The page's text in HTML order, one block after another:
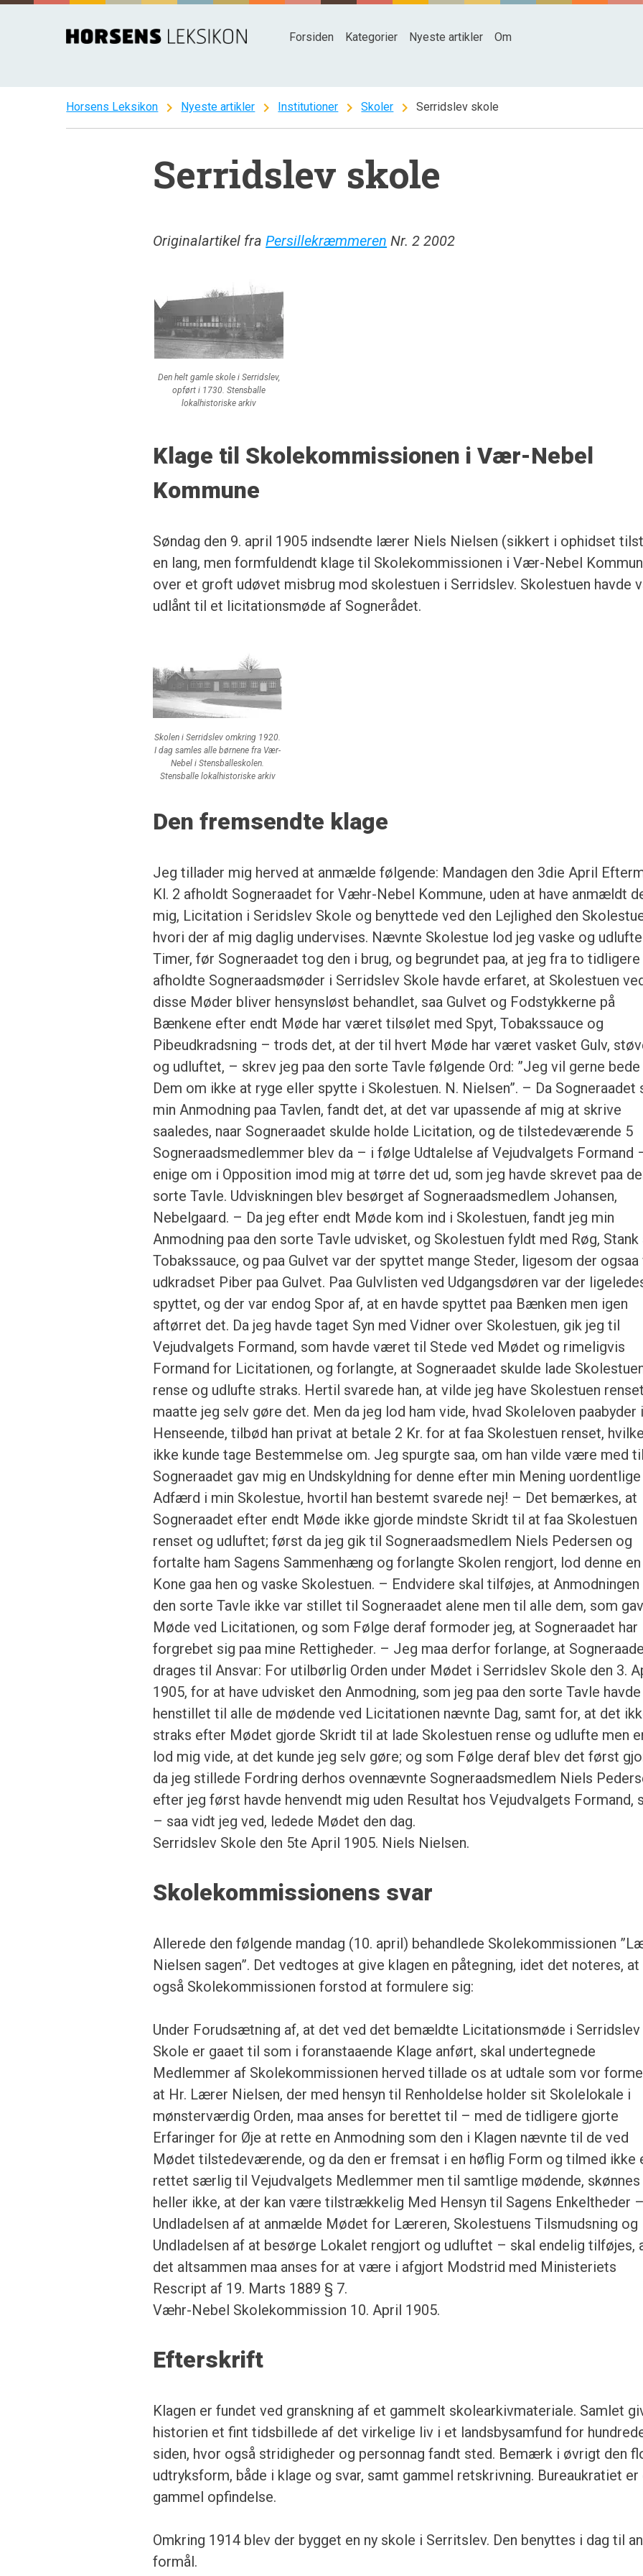
Spring
Forsiden Kategorier Nyeste artikler Om
Horsens Leksikon chevron_right Nyeste artikler chevron_right Institutioner chevron_right Skoler chevron_right Serridslev skole
Serridslev skole
Originalartikel fraPersillekræmmeren Nr. 2 2002
Den helt gamle skole i Serridslev,
opført i 1730. Stensballe
lokalhistoriske arkiv
Klage til Skolekommissionen i Vær-Nebel
Kommune
Søndag den 9. april 1905 indsendte lærer Niels Nielsen (sikkert i ophidset
en lang, men formfuldendt klage til Skolekommissionen i Vær-Nebel
over et groft udøvet misbrug mod skolestuen i Serridslev. Skolestuen havde
udlånt til et licitationsmøde af Sognerådet.
Skolen i Serridslev omkring 1920.
I dag samles alle børnene fra Vær-
Nebel i Stensballeskolen.
Stensballe lokalhistoriske arkiv
Den fremsendte klage
Jeg tillader mig herved at anmælde følgende: Mandagen den 3die April
Kl. 2 afholdt Sogneraadet for Væhr-Nebel Kommune, uden at have anmældt
mig, Licitation i Seridslev Skole og benyttede ved den Lejlighed den
hvori der af mig daglig undervises. Nævnte Skolestue lod jeg vaske og
Timer, før Sogneraadet tog den i brug, og begrundet paa, at jeg fra to tidligere
afholdte Sogneraadsmøder i Serridslev Skole havde erfaret, at Skolestuen
disse Møder bliver hensynsløst behandlet, saa Gulvet og Fodstykkerne på
Bænkene efter endt Møde har været tilsølet med Spyt, Tobakssauce og
Pibeudkradsning – trods det, at der til hvert Møde har været vasket Gulv,
og udluftet, – skrev jeg paa den sorte Tavle følgende Ord: ”Jeg vil gerne bede
Dem om ikke at ryge eller spytte i Skolestuen. N. Nielsen”. – Da Sogneraadet
min Anmodning paa Tavlen, fandt det, at det var upassende af mig at skrive
saaledes, naar Sogneraadet skulde holde Licitation, og de tilstedeværende 5
Sogneraadsmedlemmer blev da – i følge Udtalelse af Vejudvalgets Formand
enige om i Opposition imod mig at tørre det ud, som jeg havde skrevet paa
sorte Tavle. Udviskningen blev besørget af Sogneraadsmedlem Johansen,
Nebelgaard. – Da jeg efter endt Møde kom ind i Skolestuen, fandt jeg min
Anmodning paa den sorte Tavle udvisket, og Skolestuen fyldt med Røg, Stank
Tobakssauce, og paa Gulvet var der spyttet mange Steder, ligesom der ogsaa
udkradset Piber paa Gulvet. Paa Gulvlisten ved Udgangsdøren var der
spyttet, og der var endog Spor af, at en havde spyttet paa Bænken men igen
aftørret det. Da jeg havde taget Syn med Vidner over Skolestuen, gik jeg til
Vejudvalgets Formand, som havde været til Stede ved Mødet og rimeligvis
Formand for Licitationen, og forlangte, at Sogneraadet skulde lade
rense og udlufte straks. Hertil svarede han, at vilde jeg have Skolestuen
maatte jeg selv gøre det. Men da jeg lod ham vide, hvad Skoleloven paabyder
Henseende, tilbød han privat at betale 2 Kr. for at faa Skolestuen renset,
ikke kunde tage Bestemmelse om. Jeg spurgte saa, om han vilde være med
Sogneraadet gav mig en Undskyldning for denne efter min Mening uordentlige
Adfærd i min Skolestue, hvortil han bestemt svarede nej! – Det bemærkes, at
Sogneraadet efter endt Møde ikke gjorde mindste Skridt til at faa Skolestuen
renset og udluftet; først da jeg gik til Sogneraadsmedlem Niels Pedersen og
fortalte ham Sagens Sammenhæng og forlangte Skolen rengjort, lod denne en
Kone gaa hen og vaske Skolestuen. – Endvidere skal tilføjes, at Anmodningen
den sorte Tavle ikke var stillet til Sogneraadet alene men til alle dem, som gav
Møde ved Licitationen, og som Følge deraf formoder jeg, at Sogneraadet har
forgrebet sig paa mine Rettigheder. – Jeg maa derfor forlange, at
drages til Ansvar: For utilbørlig Orden under Mødet i Serridslev Skole den 3.
1905, for at have udvisket den Anmodning, som jeg paa den sorte Tavle havde
henstillet til alle de mødende ved Licitationen nævnte Dag, samt for, at det
straks efter Mødet gjorde Skridt til at lade Skolestuen rense og udlufte men
lod mig vide, at det kunde jeg selv gøre; og som Følge deraf blev det først
da jeg stillede Fordring derhos ovennævnte Sogneraadsmedlem Niels
efter jeg først havde henvendt mig uden Resultat hos Vejudvalgets Formand,
– saa vidt jeg ved, ledede Mødet den dag.
Serridslev Skole den 5te April 1905. Niels Nielsen.
Skolekommissionens svar
Allerede den følgende mandag (10. april) behandlede Skolekommissionen
Nielsen sagen”. Det vedtoges at give klagen en påtegning, idet det noteres, at
også Skolekommissionen forstod at formulere sig:
Under Forudsætning af, at det ved det bemældte Licitationsmøde i Serridslev
Skole er gaaet til som i foranstaaende Klage anført, skal undertegnede
Medlemmer af Skolekommissionen herved tillade os at udtale som vor
at Hr. Lærer Nielsen, der med hensyn til Renholdelse holder sit Skolelokale i
mønsterværdig Orden, maa anses for berettet til – med de tidligere gjorte
Erfaringer for Øje at rette en Anmodning som den i Klagen nævnte til de ved
Mødet tilstedeværende, og da den er fremsat i en høflig Form og tilmed ikke
rettet særlig til Vejudvalgets Medlemmer men til samtlige mødende, skønnes
heller ikke, at der kan være tilstrækkelig Med Hensyn til Sagens Enkeltheder –
Undladelsen af at anmælde Mødet for Læreren, Skolestuens Tilsmudsning og
Undladelsen af at besørge Lokalet rengjort og udluftet – skal endelig tilføjes,
det altsammen maa anses for at være i afgjort Modstrid med Ministeriets
Rescript af 19. Marts 1889 § 7.
Væhr-Nebel Skolekommission 10. April 1905.
Efterskrift
Klagen er fundet ved granskning af et gammelt skolearkivmateriale. Samlet
historien et fint tidsbillede af det virkelige liv i et landsbysamfund for
siden, hvor også stridigheder og personnag fandt sted. Bemærk i øvrigt den
udtryksform, både i klage og svar, samt gammel retskrivning. Bureaukratiet er
gammel opfindelse.
Omkring 1914 blev der bygget en ny skole i Serritslev. Den benyttes i dag til
formål.